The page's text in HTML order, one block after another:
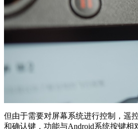
但由于需要对屏幕系统进行控制，遥
和确认键，功能与Android系统按键相